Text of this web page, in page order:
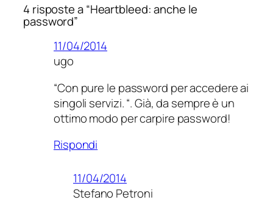
4 risposte a “Heartbleed: anche le
password”
11/04/2014
ugo
“Con pure le password per accedere ai
singoli servizi. “. Già, da sempre è un
ottimo modo per carpire password!
Rispondi
11/04/2014
Stefano Petroni